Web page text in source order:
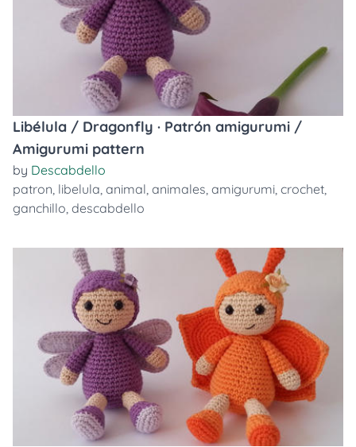
Libélula / Dragonfly · Patrón amigurumi /
Amigurumi pattern
by Descabdello
patron, libelula, animal, animales, amigurumi, crochet,
ganchillo, descabdello